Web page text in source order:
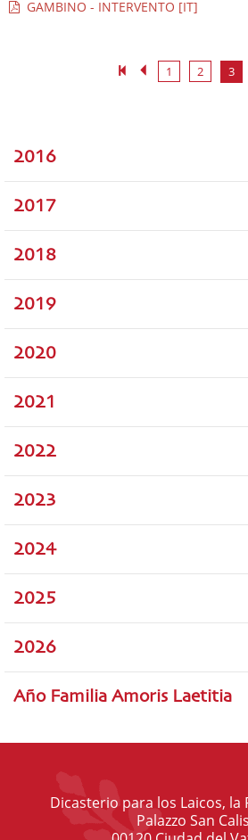
GAMBINO - INTERVENTO [IT]
1 2 3
2016
2017
2018
2019
2020
2021
2022
2023
2024
2025
2026
Año Familia Amoris Laetitia
Dicasterio para los Laicos, la
Palazzo San